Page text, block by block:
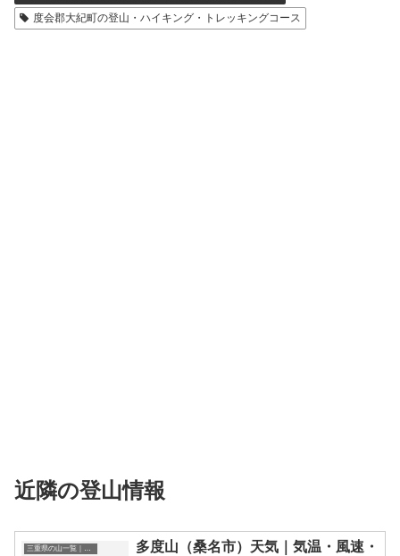
度会郡大紀町の登山・ハイキング・トレッキングコース
近隣の登山情報
三重県の山一覧｜標高順・標高の高い山ランキング
多度山（桑名市）天気｜気温・風速・